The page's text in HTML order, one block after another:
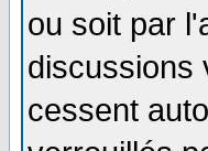
ou soit par
discussions
cessent